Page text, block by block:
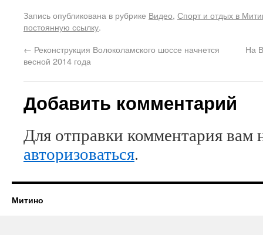
Запись опубликована в рубрике Видео, Спорт и отдых в
постоянную ссылку.
← Реконструкция Волоколамского шоссе начнется
весной 2014 года
На
Добавить комментарий
Для отправки комментария вам
авторизоваться.
Митино